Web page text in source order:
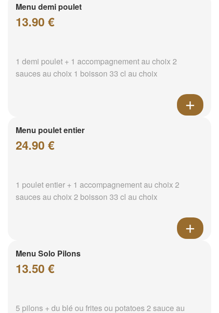
Menu demi poulet
13.90 €
1 demi poulet + 1 accompagnement au choix 2
sauces au choix 1 boisson 33 cl au choix
Menu poulet entier
24.90 €
1 poulet entier + 1 accompagnement au choix 2
sauces au choix 2 boisson 33 cl au choix
Menu Solo Pilons
13.50 €
5 pilons + du blé ou frites ou potatoes 2 sauce au